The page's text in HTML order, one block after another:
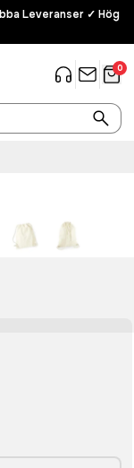
Leveranser ✓ Hög
0